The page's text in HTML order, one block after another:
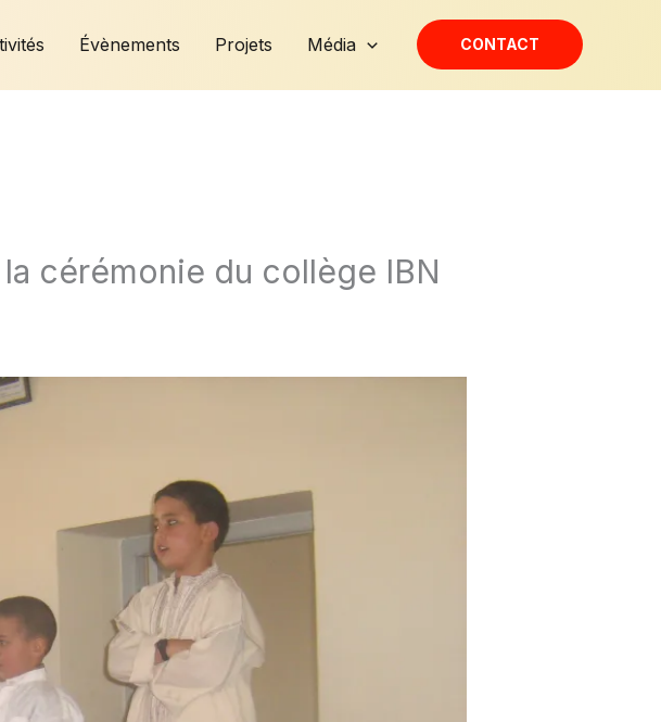
Évènements Projets Média CONTACT
cérémonie du collège IBN